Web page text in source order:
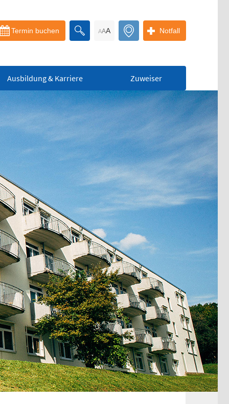
Termin buchen AAA Notfall
Bereitschaftspraxis
der KVS
Allgemeinmedizinischer
Behandlungsbereich
Augenärztlicher
Behandlungsbereich
Chirurgischer
Behandlungsbereich
HNO-ärztlicher
Behandlungsbereich
Kinderärztlicher
Behandlungsbereich
Flemmingstraße 4, Haus B
(Zugang über Seiteneingang
Haus B)
weitere Informationen unter:
bereitschaftspraxen.116117.de
Ausbildung & Karriere Zuweiser